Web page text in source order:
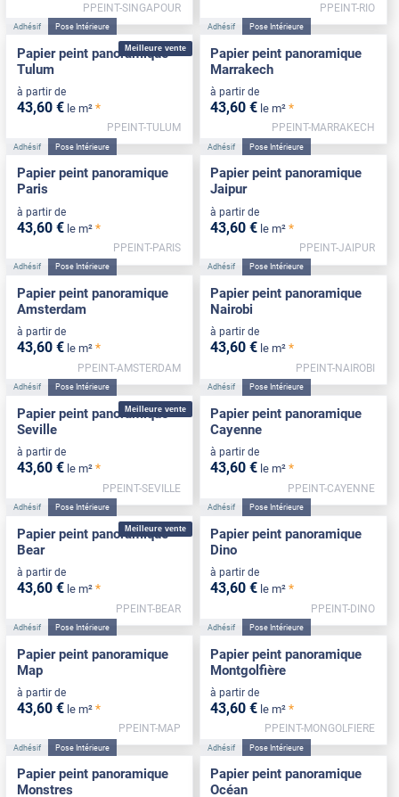
PPEINT-SINGAPOUR PPEINT-RIO
Meilleure vente
Adhésif Pose Intérieure
Papier peint panoramique
Tulum
à partir de
43,60 € le m² *
PPEINT-TULUM
Adhésif Pose Intérieure
Papier peint panoramique
Marrakech
à partir de
43,60 € le m² *
PPEINT-MARRAKECH
Adhésif Pose Intérieure
Papier peint panoramique
Paris
à partir de
43,60 € le m² *
PPEINT-PARIS
Adhésif Pose Intérieure
Papier peint panoramique
Jaipur
à partir de
43,60 € le m² *
PPEINT-JAIPUR
Adhésif Pose Intérieure
Papier peint panoramique
Amsterdam
à partir de
43,60 € le m² *
PPEINT-AMSTERDAM
Adhésif Pose Intérieure
Papier peint panoramique
Nairobi
à partir de
43,60 € le m² *
PPEINT-NAIROBI
Meilleure vente
Adhésif Pose Intérieure
Papier peint panoramique
Seville
à partir de
43,60 € le m² *
PPEINT-SEVILLE
Adhésif Pose Intérieure
Papier peint panoramique
Cayenne
à partir de
43,60 € le m² *
PPEINT-CAYENNE
Meilleure vente
Adhésif Pose Intérieure
Papier peint panoramique
Bear
à partir de
43,60 € le m² *
PPEINT-BEAR
Adhésif Pose Intérieure
Papier peint panoramique
Dino
à partir de
43,60 € le m² *
PPEINT-DINO
Adhésif Pose Intérieure
Papier peint panoramique
Map
à partir de
43,60 € le m² *
PPEINT-MAP
Adhésif Pose Intérieure
Papier peint panoramique
Montgolfière
à partir de
43,60 € le m² *
PPEINT-MONGOLFIERE
Adhésif Pose Intérieure
Papier peint panoramique
Monstres
Adhésif Pose Intérieure
Papier peint panoramique
Océan